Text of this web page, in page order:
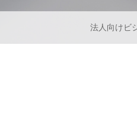
法人向けビ